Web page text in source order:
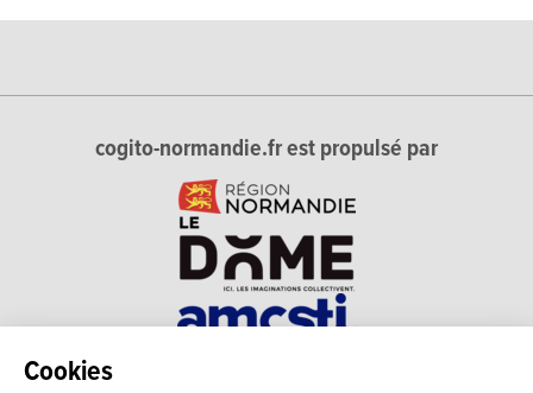
Cookies
cogito-normandie.fr est propulsé par